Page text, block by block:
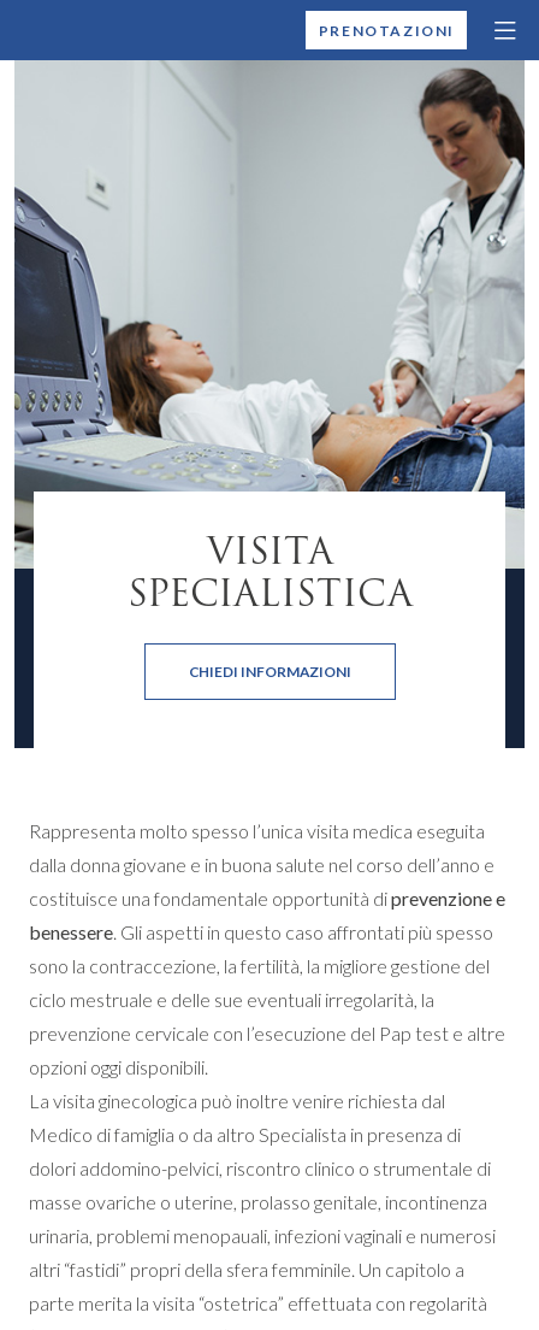
MONTALLEGROPRENOTAZIONI
VISITA
SPECIALISTICA
CHIEDI INFORMAZIONI
Rappresenta molto spesso l’unica visita medica eseguita
dalla donna giovane e in buona salute nel corso dell’anno e
costituisce una fondamentale opportunità diprevenzione e
benessere. Gli aspetti in questo caso affrontati più spesso
sono la contraccezione, la fertilità, la migliore gestione del
ciclo mestruale e delle sue eventuali irregolarità, la
prevenzione cervicale con l’esecuzione del Pap test e altre
opzioni oggi disponibili.
La visita ginecologica può inoltre venire richiesta dal
Medico di famiglia o da altro Specialista in presenza di
dolori addomino-pelvici, riscontro clinico o strumentale di
masse ovariche o uterine, prolasso genitale, incontinenza
urinaria, problemi menopauali, infezioni vaginali e numerosi
altri “fastidi” propri della sfera femminile. Un capitolo a
parte merita la visita “ostetrica” effettuata con regolarità